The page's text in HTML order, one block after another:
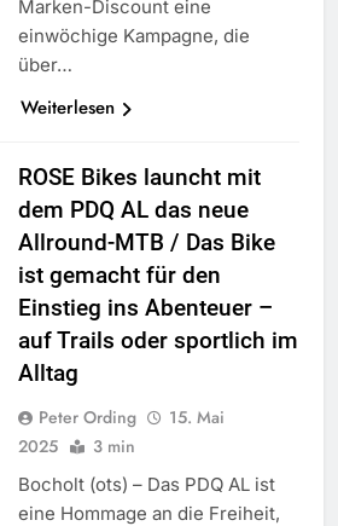
Marken-Discount eine
einwöchige Kampagne, die
über…
Weiterlesen
ROSE Bikes launcht mit
dem PDQ AL das neue
Allround-MTB / Das Bike
ist gemacht für den
Einstieg ins Abenteuer –
auf Trails oder sportlich im
Alltag
Peter Ording
15. Mai
2025
3 min
Bocholt (ots) – Das PDQ AL ist
eine Hommage an die Freiheit,